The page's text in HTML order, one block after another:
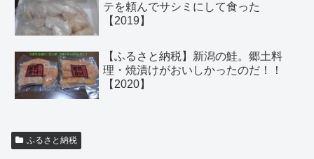
テを頼んでサシミにして食った
【2019】
【ふるさと納税】新潟の鮭。郷土料
理・焼漬けがおいしかったのだ！！
【2020】
ふるさと納税